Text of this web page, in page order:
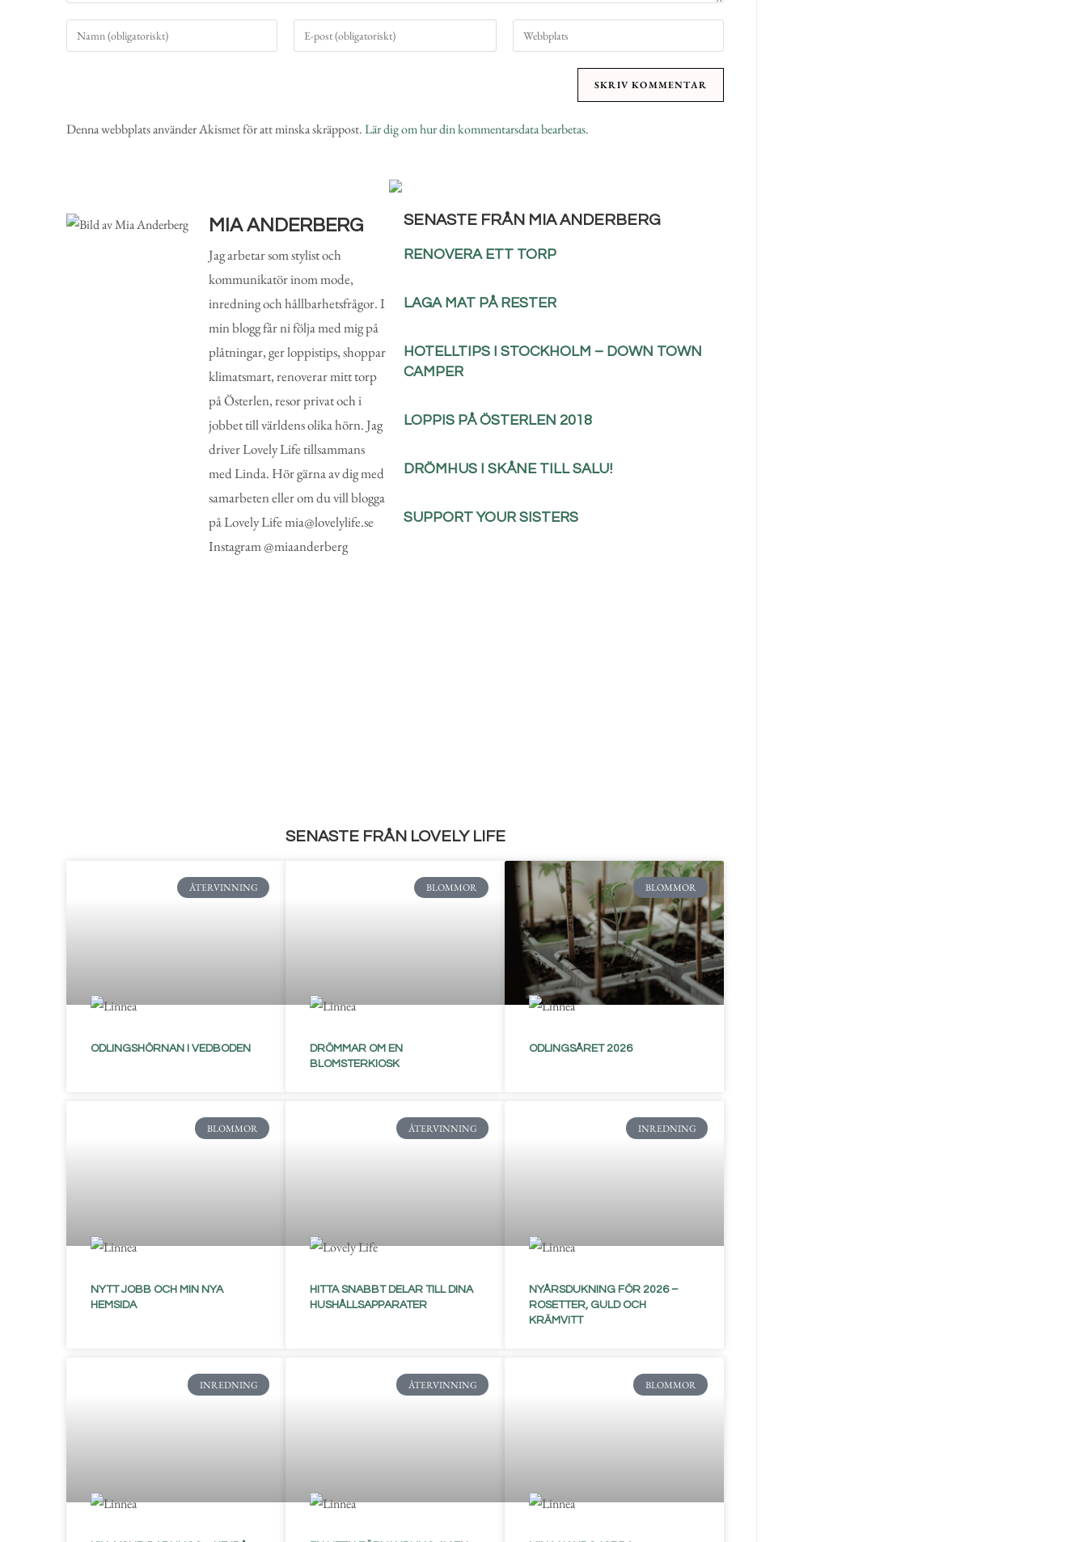
Denna webbplats använder Akismet för att minska skräppost.Lär dig om hur din kommentarsdata bearbetas.
MIA ANDERBERG
Jag arbetar som stylist och
kommunikatör inom mode,
inredning och hållbarhetsfrågor. I
min blogg får ni följa med mig på
plåtningar, ger loppistips, shoppar
klimatsmart, renoverar mitt torp
på Österlen, resor privat och i
jobbet till världens olika hörn. Jag
driver Lovely Life tillsammans
med Linda. Hör gärna av dig med
samarbeten eller om du vill blogga
på Lovely Life mia@lovelylife.se
Instagram @miaanderberg
SENASTE FRÅN MIA ANDERBERG
RENOVERA ETT TORP
LAGA MAT PÅ RESTER
HOTELLTIPS I STOCKHOLM – DOWN TOWN
CAMPER
LOPPIS PÅ ÖSTERLEN 2018
DRÖMHUS I SKÅNE TILL SALU!
SUPPORT YOUR SISTERS
SENASTE FRÅN LOVELY LIFE
ÅTERVINNING
ODLINGSHÖRNAN I VEDBODEN
BLOMMOR
DRÖMMAR OM EN
BLOMSTERKIOSK
BLOMMOR
ODLINGSÅRET 2026
BLOMMOR
NYTT JOBB OCH MIN NYA
HEMSIDA
ÅTERVINNING
HITTA SNABBT DELAR TILL DINA
HUSHÅLLSAPPARATER
INREDNING
NYÅRSDUKNING FÖR 2026 –
ROSETTER, GULD OCH
KRÄMVITT
INREDNING ÅTERVINNING BLOMMOR